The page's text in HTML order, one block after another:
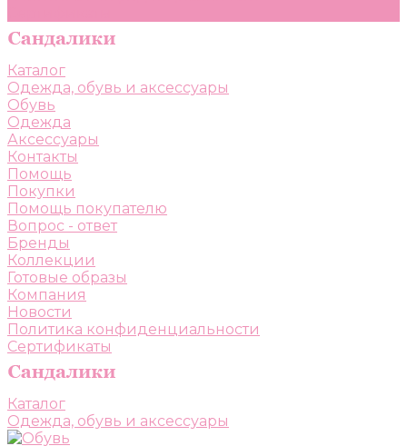
Каталог
Одежда, обувь и аксессуары
Обувь
Одежда
Аксессуары
Контакты
Помощь
Покупки
Помощь покупателю
Вопрос - ответ
Бренды
Коллекции
Готовые образы
Компания
Новости
Политика конфиденциальности
Сертификаты
Каталог
Одежда, обувь и аксессуары